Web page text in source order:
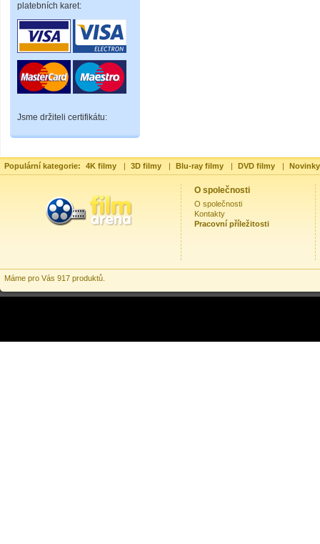
platebních karet:
Jsme držiteli certifikátu:
Populární kategorie: 4K filmy | 3D filmy | Blu-ray filmy | DVD filmy |
O společnosti
O společnosti
Kontakty
Pracovní příležitosti
Máme pro Vás 917 produktů.